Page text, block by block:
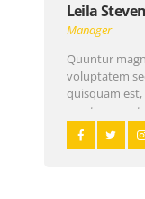
Leila
Manager
Quuntur
voluptatem
quisquam
amet,
numquam
et dolore